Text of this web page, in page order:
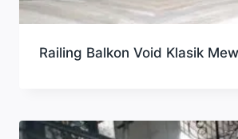
Railing Balkon Void Klasik